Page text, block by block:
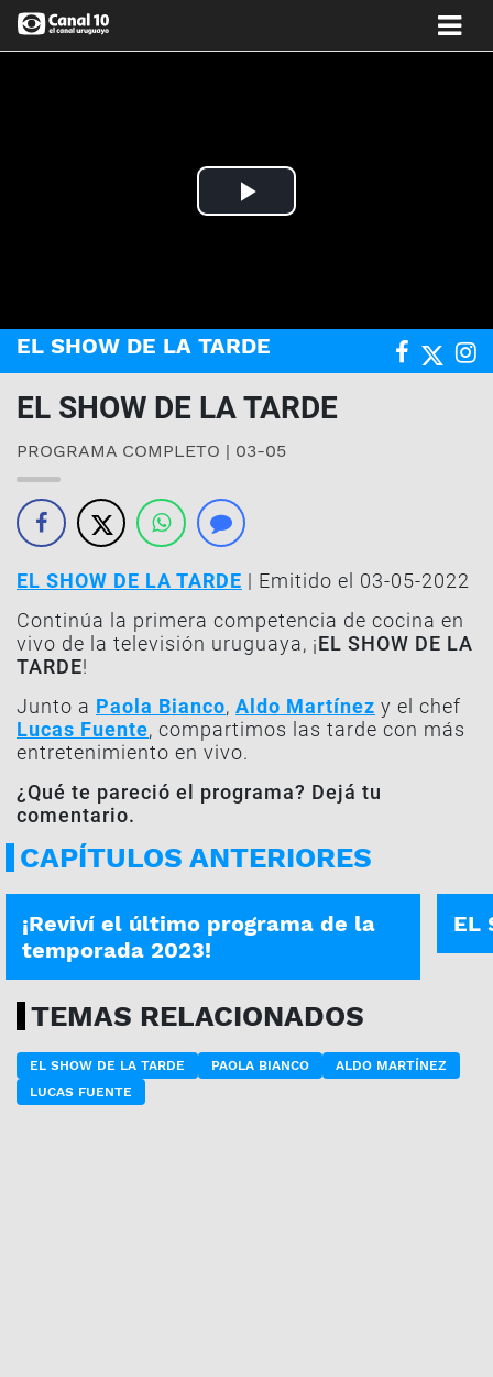
Play
EL SHOW DE LA TARDE
EL SHOW DE LA TARDE
PROGRAMA COMPLETO | 03-05
EL SHOW DE LA TARDE | Emitido el 03-05-2022
Continúa la primera competencia de cocina en
vivo de la televisión uruguaya, ¡EL SHOW DE LA
TARDE!
Junto a Paola Bianco, Aldo Martínez y el chef
Lucas Fuente, compartimos las tarde con más
entretenimiento en vivo.
¿Qué te pareció el programa? Dejá tu
comentario.
CAPÍTULOS ANTERIORES
EL SHOW DE LA TARDE | 29-09-2023
¡Reviví el último programa de la
temporada 2023!
EL
TEMAS RELACIONADOS
EL SHOW DE LA TARDE PAOLA BIANCO
ALDO MARTÍNEZ
LUCAS FUENTE